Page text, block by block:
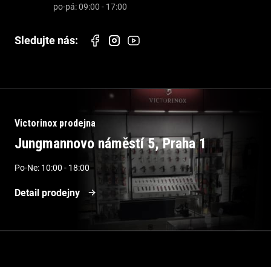
Victorinox prodejna
Jungmannovo náměstí 5, Praha 1
Po-Ne: 10:00 - 18:00
Detail prodejny